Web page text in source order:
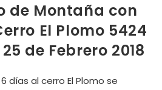
de Montaña con
El Plomo 5424
de Febrero 2018
días al cerro El Plomo se